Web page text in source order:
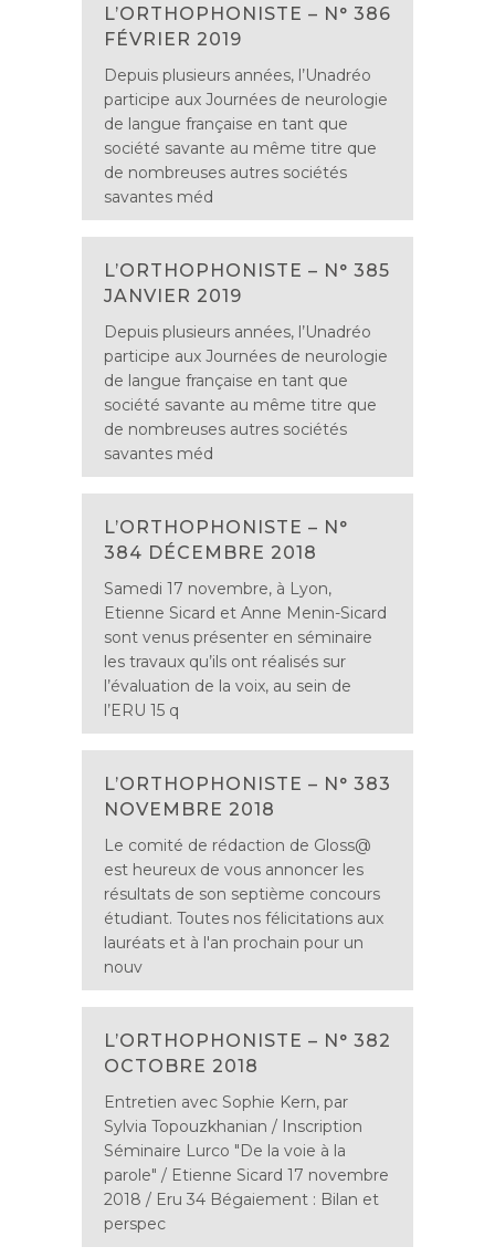
L’ORTHOPHONISTE – N° 386
FÉVRIER 2019
Depuis plusieurs années, l’Unadréo
participe aux Journées de neurologie
de langue française en tant que
société savante au même titre que
de nombreuses autres sociétés
savantes méd
L’ORTHOPHONISTE – N° 385
JANVIER 2019
Depuis plusieurs années, l’Unadréo
participe aux Journées de neurologie
de langue française en tant que
société savante au même titre que
de nombreuses autres sociétés
savantes méd
L’ORTHOPHONISTE – N°
384 DÉCEMBRE 2018
Samedi 17 novembre, à Lyon,
Etienne Sicard et Anne Menin-Sicard
sont venus présenter en séminaire
les travaux qu’ils ont réalisés sur
l’évaluation de la voix, au sein de
l’ERU 15 q
L’ORTHOPHONISTE – N° 383
NOVEMBRE 2018
Le comité de rédaction de Gloss@
est heureux de vous annoncer les
résultats de son septième concours
étudiant. Toutes nos félicitations aux
lauréats et à l'an prochain pour un
nouv
L’ORTHOPHONISTE – N° 382
OCTOBRE 2018
Entretien avec Sophie Kern, par
Sylvia Topouzkhanian / Inscription
Séminaire Lurco "De la voie à la
parole" / Etienne Sicard 17 novembre
2018 / Eru 34 Bégaiement : Bilan et
perspec